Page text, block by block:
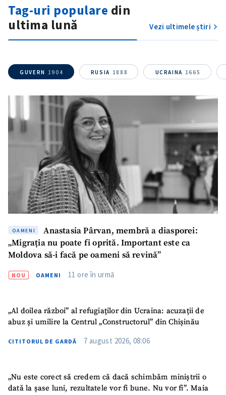
Tag-uri populare din
ultima lună
Vezi ultimele știri
GUVERN 1904 RUSIA 1888 UCRAINA 1665
OAMENI
Anastasia Pârvan, membră a diasporei:
„Migrația nu poate fi oprită. Important este ca
Moldova să-i facă pe oameni să revină”
NOU OAMENI 11 ore în urmă
„Al doilea război” al refugiaților din Ucraina: acuzații de
abuz și umilire la Centrul „Constructorul” din Chișinău
CITITORUL DE GARDĂ 7 august 2026, 08:06
„Nu este corect să credem că dacă schimbăm miniștrii o
dată la șase luni, rezultatele vor fi bune. Nu vor fi”. Maia
ȘTIREA MEA
Titlu știre+ Adaugă titlu
Link media+ Link media
Mesajul știrei
+ Mesajul știrei